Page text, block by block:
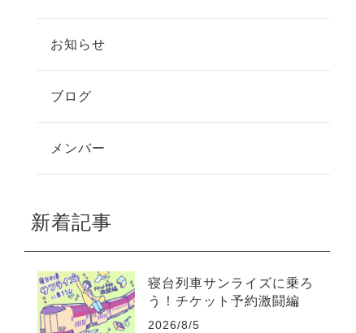
お知らせ
ブログ
メンバー
新着記事
寝台列車サンライズに乗ろ
う！チケット予約激闘編
2026/8/5